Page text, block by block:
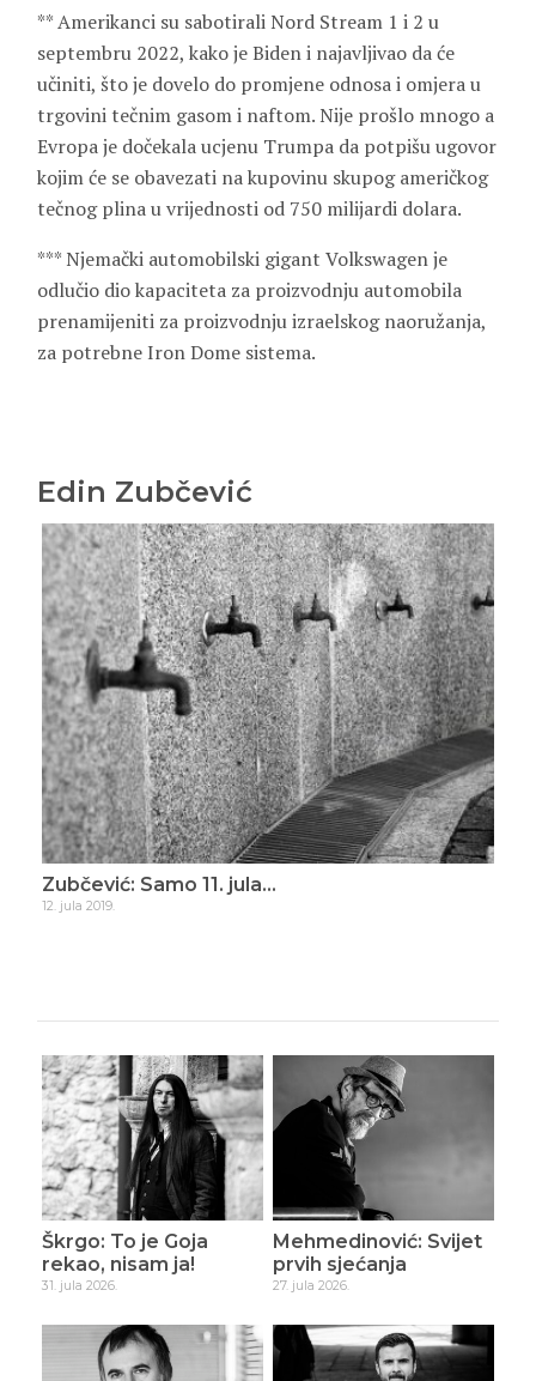
** Amerikanci su sabotirali Nord Stream 1 i 2 u
septembru 2022, kako je Biden i najavljivao da će
učiniti, što je dovelo do promjene odnosa i omjera u
trgovini tečnim gasom i naftom. Nije prošlo mnogo a
Evropa je dočekala ucjenu Trumpa da potpišu ugovor
kojim će se obavezati na kupovinu skupog američkog
tečnog plina u vrijednosti od 750 milijardi dolara.
*** Njemački automobilski gigant Volkswagen je
odlučio dio kapaciteta za proizvodnju automobila
prenamijeniti za proizvodnju izraelskog naoružanja,
za potrebne Iron Dome sistema.
Edin Zubčević
Zubčević: Samo 11. jula…
12. jula 2019.
Škrgo: To je Goja
rekao, nisam ja!
31. jula 2026.
Mehmedinović: Svijet
prvih sjećanja
27. jula 2026.